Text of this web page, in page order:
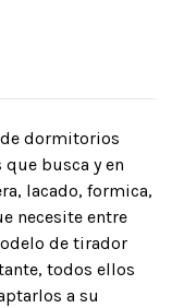
dormitorios
busca y en
lacado, formica,
necesite entre
de tirador
todos ellos
a su